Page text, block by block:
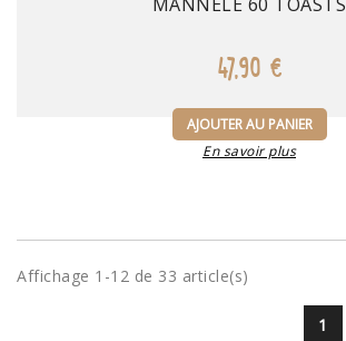
MANNELE 60 TOASTS
47,90 €
AJOUTER AU PANIER
En savoir plus
Affichage 1-12 de 33 article(s)
1